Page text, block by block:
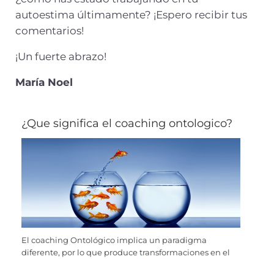
autoestima últimamente? ¡Espero recibir tus
comentarios!
¡Un fuerte abrazo!
María Noel
¿Que significa el coaching ontologico?
El coaching Ontológico implica un paradigma
diferente, por lo que produce transformaciones en el